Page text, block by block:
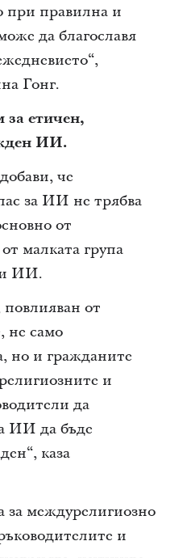
при правилна и
да благославя
Гонг.
за етичен,
ИИ.
че
за ИИ не трябва
от
малката група
ИИ.
от
не само
но и гражданите
и
да
ИИ да бъде
каза
за междурелигиозно
и